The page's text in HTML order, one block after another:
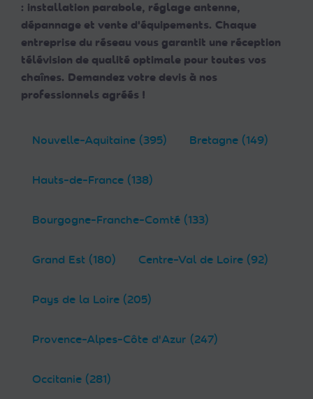
: installation parabole, réglage antenne,
dépannage et vente d'équipements. Chaque
entreprise du réseau vous garantit une réception
télévision de qualité optimale pour toutes vos
chaînes. Demandez votre devis à nos
professionnels agréés !
Nouvelle-Aquitaine (395) Bretagne (149)
Hauts-de-France (138)
Bourgogne-Franche-Comté (133)
Grand Est (180) Centre-Val de Loire (92)
Pays de la Loire (205)
Provence-Alpes-Côte d'Azur (247)
Occitanie (281)